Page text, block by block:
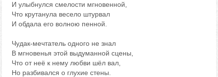
И улыбнулся смелости мгновенной,
Что крутанула весело штурвал
И обдала его волною пенной.
Чудак-мечтатель одного не знал
В мгновенья этой выдуманной сцены,
Что от неё к нему любви шёл вал,
Но разбивался о глухие стены.